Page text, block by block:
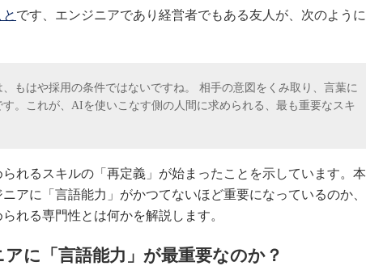
です、エンジニアであり経営者でもある友人が、次のように
、もはや採用の条件ではないですね。 相手の意図をくみ取り、言葉に
。これが、AIを使いこなす側の人間に求められる、最も重要なスキ
れるスキルの「再定義」が始まったことを示しています。本
アに「言語能力」がかつてないほど重要になっているのか、
れる専門性とは何かを解説します。
に「言語能力」が最重要なのか？